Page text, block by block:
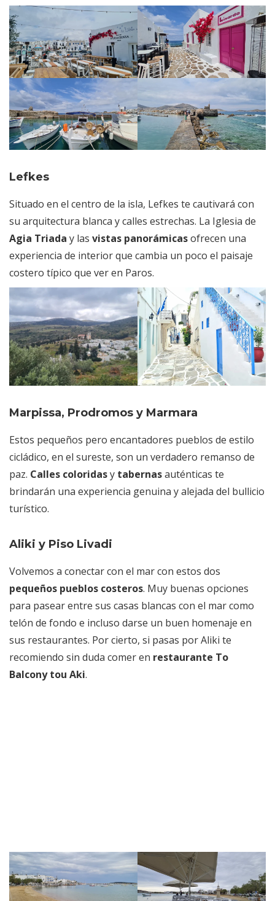
Lefkes
Situado en el centro de la isla, Lefkes te cautivará con
su arquitectura blanca y calles estrechas. La Iglesia de
Agia Triada y las vistas panorámicasofrecen una
experiencia de interior que cambia un poco el paisaje
costero típico que ver en Paros.
Marpissa, Prodromos y Marmara
Estos pequeños pero encantadores pueblos de estilo
cicládico, en el sureste, son un verdadero remanso de
paz. Calles coloridasy tabernasauténticas te
brindarán una experiencia genuina y alejada del bullicio
turístico.
Aliki y Piso Livadi
Volvemos a conectar con el mar con estos dos
pequeños pueblos costeros. Muy buenas opciones
para pasear entre sus casas blancas con el mar como
telón de fondo e incluso darse un buen homenaje en
sus restaurantes. Por cierto, si pasas por Aliki te
recomiendo sin duda comer en restaurante To
Balcony tou Aki.